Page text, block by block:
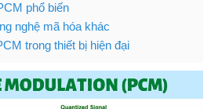
phổ biến
nghệ mã hóa khác
trong thiết bị hiện đại